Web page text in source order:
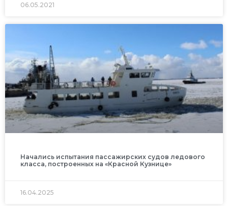
06.05.2021
Начались испытания пассажирских судов ледового
класса, построенных на «Красной Кузнице»
16.04.2025